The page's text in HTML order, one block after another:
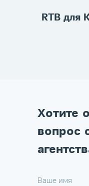
RTB для
Хотите
вопрос
Ваше имя